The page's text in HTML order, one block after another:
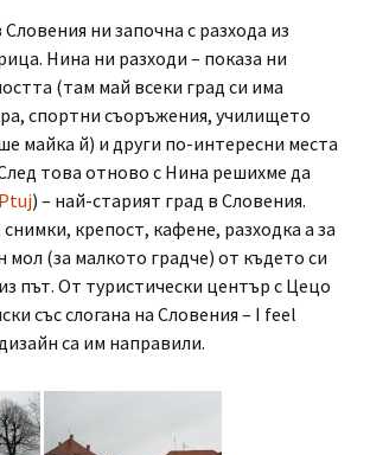
ни започна с разхода из
Нина ни разходи – показа ни
(там май всеки град си има
спортни съоръжения, училището
майка й) и други по-интересни места
това отново с Нина решихме да
Ptuj) – най-старият град в Словения.
крепост, кафене, разходка а за
(за малкото градче) от където си
път. От туристически център с Цецо
със слогана на Словения – I feel
са им направили.